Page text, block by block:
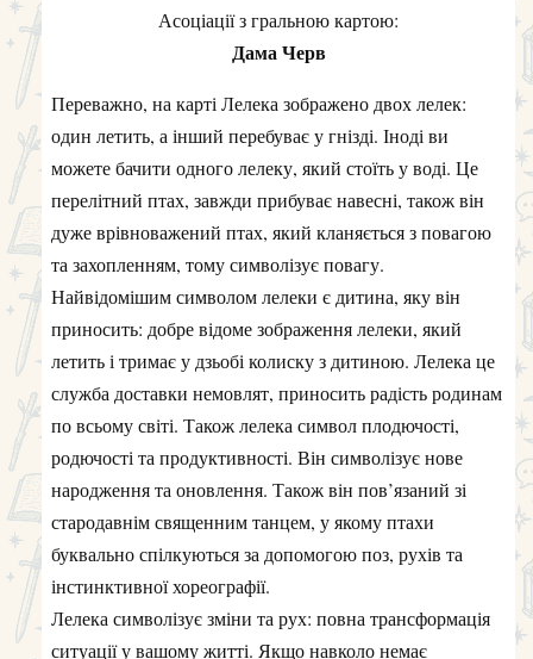
Асоціації з гральною картою:
Дама Черв
Переважно, на карті Лелека зображено двох лелек:
один летить, а інший перебуває у гнізді. Іноді ви
можете бачити одного лелеку, який стоїть у воді. Це
перелітний птах, завжди прибуває навесні, також він
дуже врівноважений птах, який кланяється з повагою
та захопленням, тому символізує повагу.
Найвідомішим символом лелеки є дитина, яку він
приносить: добре відоме зображення лелеки, який
летить і тримає у дзьобі колиску з дитиною. Лелека це
служба доставки немовлят, приносить радість родинам
по всьому світі. Також лелека символ плодючості,
родючості та продуктивності. Він символізує нове
народження та оновлення. Також він пов’язаний зі
стародавнім священним танцем, у якому птахи
буквально спілкуються за допомогою поз, рухів та
інстинктивної хореографії.
Лелека символізує зміни та рух: повна трансформація
ситуації у вашому житті. Якщо навколо немає